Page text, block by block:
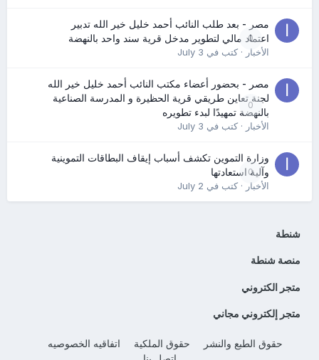
0
مصر - بعد طلب النائب أحمد خليل خير الله تدبير
اعتماد مالي لتطوير مدخل قرية سند واحد بالنهضة
الأخبار· كتب في July 3
0
مصر - بحضور أعضاء مكتب النائب أحمد خليل خير الله
لجنة تعاين طريقي قرية الحظيرة و المدرسة الصناعية
بالنهضة تمهيدًا لبدء تطويره
الأخبار· كتب في July 3
0
وزارة التموين تكشف أسباب إيقاف البطاقات التموينية
وآلية استعادتها
الأخبار· كتب في July 2
شنطة
منصة شنطة
متجر الكتروني
متجر إلكتروني مجاني
حقوق الطبع والنشر حقوق الملكية
اتفاقيه الخصوصيه